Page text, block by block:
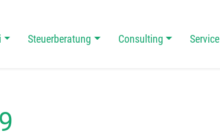
Steuerberatung Consulting Service